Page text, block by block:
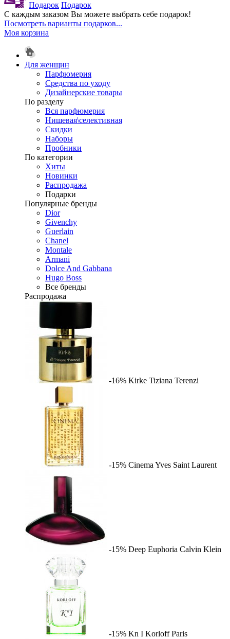
Подарок Подарок
С каждым заказом Вы можете выбрать себе подарок!
Посмотреть варианты подарков...
Моя корзина
Для женщин
Парфюмерия
Средства по уходу
Дизайнерские товары
По разделу
Вся парфюмерия
Нишевая\селективная
Скидки
Наборы
Пробники
По категории
Хиты
Новинки
Распродажа
Подарки
Популярные бренды
Dior
Givenchy
Guerlain
Chanel
Montale
Armani
Dolce And Gabbana
Hugo Boss
Все бренды
Распродажа
-16% Kirke Tiziana Terenzi
-15% Cinema Yves Saint Laurent
-15% Deep Euphoria Calvin Klein
-15% Kn I Korloff Paris